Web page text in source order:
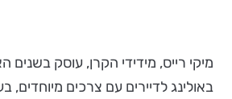
מיקי רייס, מידידי הקרן, עוסק בשנים
באולינג לדיירים עם צרכים מיוחדים,